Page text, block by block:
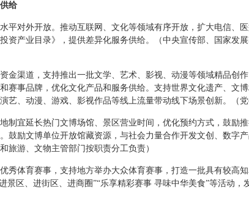
给
水平对外开放。推动互联网、文化等领域有序开放，扩大电信
资产业目录》，提供差异化服务供给。（中央宣传部、国家
资金渠道，支持推出一批文学、艺术、影视、动漫等领域精品
赛事品牌，优化文化产品和服务供给。支持世界文化遗产、文
艺、动漫、游戏、影视作品等线上流量带动线下场景创新。（
地制宜延长热门文博场馆、景区营业时间，优化预约方式，鼓
鼓励文博单位开放馆藏资源，与社会力量合作开发文创、数字
旅游、文物主管部门按职责分工负责）
优秀体育赛事，支持地方举办大众体育赛事，打造一批具有较
景区、进街区、进商圈”“乐享精彩赛事 寻味中华美食”等活动